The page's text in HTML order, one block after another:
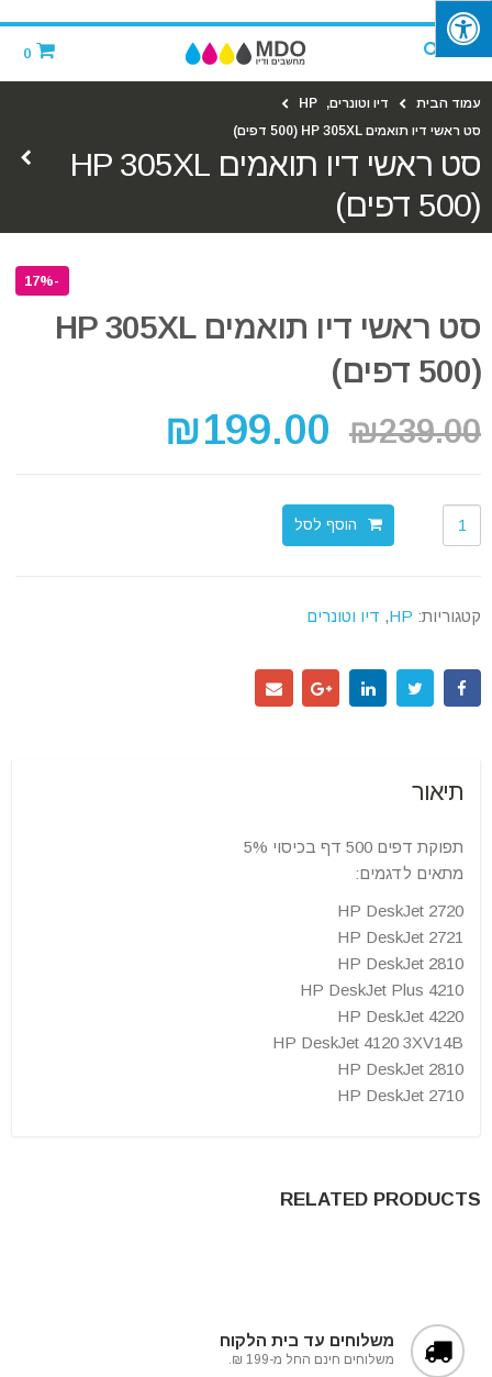
0
עמוד הבית דיו וטונרים,
HP
סט ראשי דיו תואמים HP 305XL (500 דפים)
סט ראשי דיו תואמים HP 305XL
(500 דפים)
-17%
סט ראשי דיו תואמים HP 305XL
(500 דפים)
₪239.00
₪199.00
הוסף לסל
קטגוריות: HP
, דיו וטונרים
תיאור
תפוקת דפים 500 דף בכיסוי 5%
מתאים לדגמים:
HP DeskJet 2720
HP DeskJet 2721
HP DeskJet 2810
HP DeskJet Plus 4210
HP DeskJet 4220
HP DeskJet 4120 3XV14B
HP DeskJet 2810
HP DeskJet 2710
RELATED PRODUCTS
משלוחים עד בית הלקוח
משלוחים חינם החל מ-199 ₪.